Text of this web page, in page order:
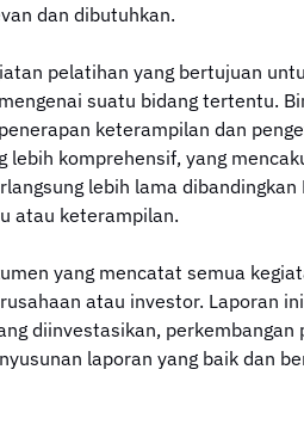
dan dibutuhkan.
pelatihan yang bertujuan
suatu bidang tertentu.
keterampilan dan
komprehensif, yang
lebih lama dibandingkan
atau keterampilan.
yang mencatat semua
atau investor. Laporan
diinvestasikan, perkembangan
laporan yang baik dan